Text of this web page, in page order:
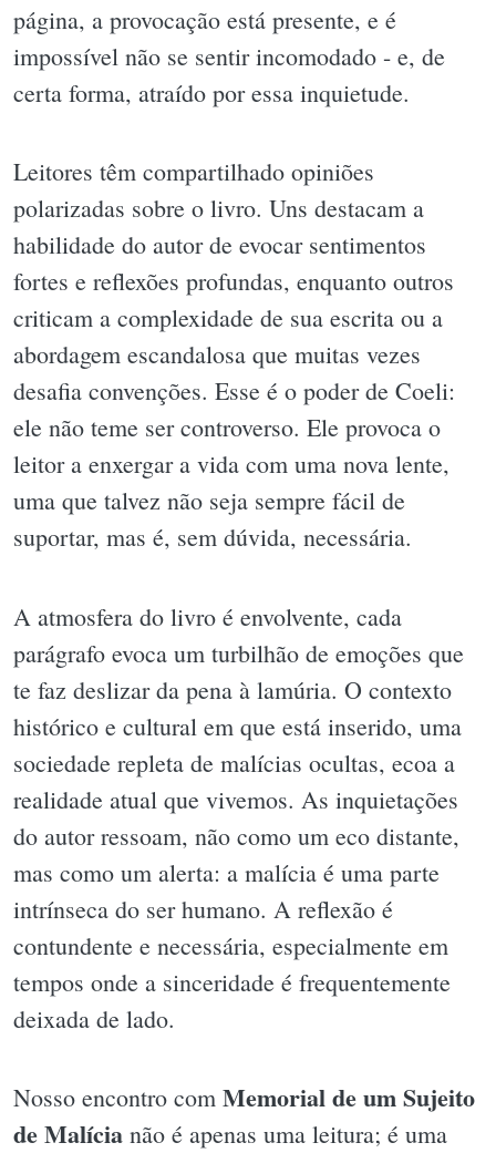
página, a provocação está presente, e é
impossível não se sentir incomodado - e, de
certa forma, atraído por essa inquietude.
Leitores têm compartilhado opiniões
polarizadas sobre o livro. Uns destacam a
habilidade do autor de evocar sentimentos
fortes e reflexões profundas, enquanto outros
criticam a complexidade de sua escrita ou a
abordagem escandalosa que muitas vezes
desafia convenções. Esse é o poder de Coeli:
ele não teme ser controverso. Ele provoca o
leitor a enxergar a vida com uma nova lente,
uma que talvez não seja sempre fácil de
suportar, mas é, sem dúvida, necessária.
A atmosfera do livro é envolvente, cada
parágrafo evoca um turbilhão de emoções que
te faz deslizar da pena à lamúria. O contexto
histórico e cultural em que está inserido, uma
sociedade repleta de malícias ocultas, ecoa a
realidade atual que vivemos. As inquietações
do autor ressoam, não como um eco distante,
mas como um alerta: a malícia é uma parte
intrínseca do ser humano. A reflexão é
contundente e necessária, especialmente em
tempos onde a sinceridade é frequentemente
deixada de lado.
Nosso encontro com Memorial de um Sujeito
de Malícia não é apenas uma leitura; é uma